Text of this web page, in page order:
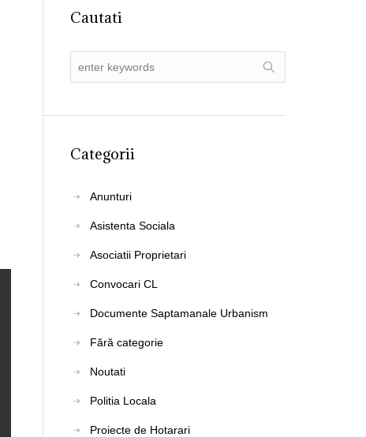
Cautati
Categorii
Anunturi
Asistenta Sociala
Asociatii Proprietari
Convocari CL
Documente Saptamanale Urbanism
Fără categorie
Noutati
Politia Locala
Proiecte de Hotarari